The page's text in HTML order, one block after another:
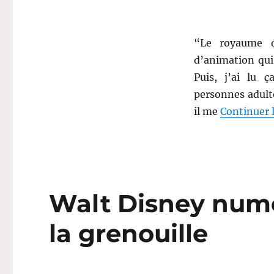
“Le royaume
d’animation
Puis, j’ai lu
personnes
il me Continuer
Walt Disney
la grenouille